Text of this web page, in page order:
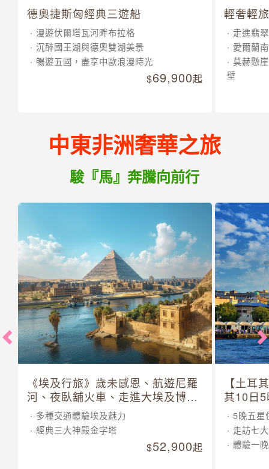
德奧捷斯匈經典三遊船
漫遊伏爾塔瓦河畔布拉格
沉醉國王湖與德奧雙湖美景
暢遊五國，盡享中歐浪漫時光
69,900起
輕奢輕
走進翡
愛爾蘭
莫赫懸
壁
中東非洲奢華之旅
駿『馬』奔騰向前行
《埃及行旅》歲未感恩、航遊尼羅
河、夜臥舖火車、走進大埃及博物
館 10 日
多種交通體驗埃及魅力
經典三大神殿金字塔
52,900起
【土耳
其10日
5晚五星
走訪七
體驗一